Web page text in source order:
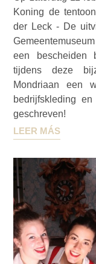
Koning de
der Leck - De
een bescheiden
tijdens deze
Mondriaan een
bedrijfskleding
geschreven!
LEER MÁS